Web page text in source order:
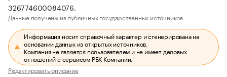
326774600084076.
Данные получены из публичных государственных источников.
Информация носит справочный характер и сгенерирована на
основании данных из открытых источников.
Компания не является пользователем и не имеет деловых
отношений с сервисом РБК Компании.
Редактировать описание